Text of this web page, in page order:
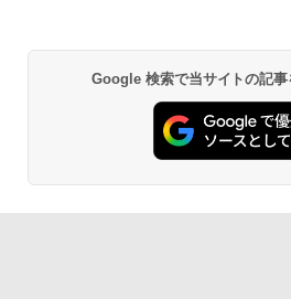
Google 検索で当サイトの記